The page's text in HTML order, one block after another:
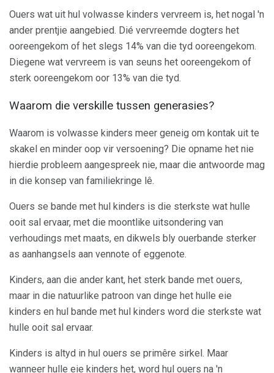
Ouers wat uit hul volwasse kinders vervreem is, het nogal 'n
ander prentjie aangebied. Dié vervreemde dogters het
ooreengekom of het slegs 14% van die tyd ooreengekom.
Diegene wat vervreem is van seuns het ooreengekom of
sterk ooreengekom oor 13% van die tyd.
Waarom die verskille tussen generasies?
Waarom is volwasse kinders meer geneig om kontak uit te
skakel en minder oop vir versoening? Die opname het nie
hierdie probleem aangespreek nie, maar die antwoorde mag
in die konsep van familiekringe lê.
Ouers se bande met hul kinders is die sterkste wat hulle
ooit sal ervaar, met die moontlike uitsondering van
verhoudings met maats, en dikwels bly ouerbande sterker
as aanhangsels aan vennote of eggenote.
Kinders, aan die ander kant, het sterk bande met ouers,
maar in die natuurlike patroon van dinge het hulle eie
kinders en hul bande met hul kinders word die sterkste wat
hulle ooit sal ervaar.
Kinders is altyd in hul ouers se primêre sirkel. Maar
wanneer hulle eie kinders het, word hul ouers na 'n